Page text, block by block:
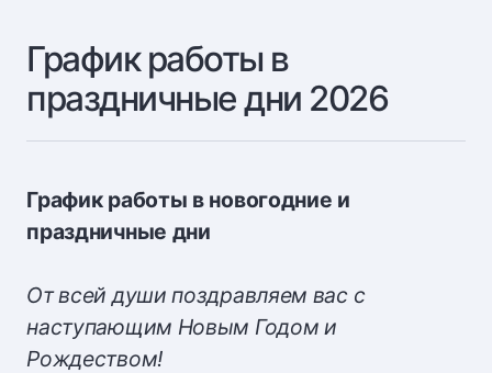
График работы в
праздничные дни 2026
График работы в новогодние и
праздничные дни
От всей души поздравляем вас с
наступающим Новым Годом и
Рождеством!